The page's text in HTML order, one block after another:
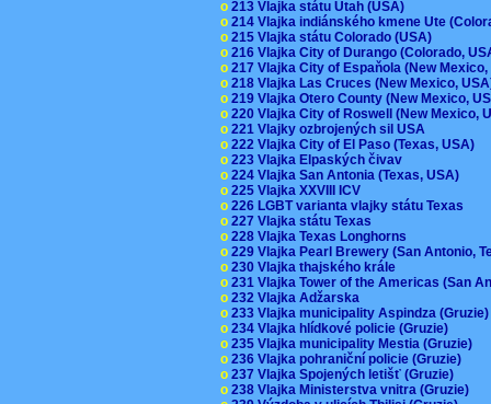
o 213 Vlajka státu Utah (USA)
o 214 Vlajka indiánského kmene Ute
o 215 Vlajka státu Colorado (USA)
o 216 Vlajka City of Durango (Colorado,
o 217 Vlajka City of Espaňola (New
o 218 Vlajka Las Cruces (New Mexico,
o 219 Vlajka Otero County (New Mexico,
o 220 Vlajka City of Roswell (New Mexico,
o 221 Vlajky ozbrojených sil USA
o 222 Vlajka City of El Paso (Texas, USA)
o 223 Vlajka Elpaských čivav
o 224 Vlajka San Antonia (Texas, USA)
o 225 Vlajka XXVIII ICV
o 226 LGBT varianta vlajky státu Texas
o 227 Vlajka státu Texas
o 228 Vlajka Texas Longhorns
o 229 Vlajka Pearl Brewery (San Antonio,
o 230 Vlajka thajského krále
o 231 Vlajka Tower of the Americas (San
o 232 Vlajka Adžarska
o 233 Vlajka municipality Aspindza
o 234 Vlajka hlídkové policie (Gruzie)
o 235 Vlajka municipality Mestia (Gruzie)
o 236 Vlajka pohraniční policie (Gruzie)
o 237 Vlajka Spojených letišť (Gruzie)
o 238 Vlajka Ministerstva vnitra (Gruzie)